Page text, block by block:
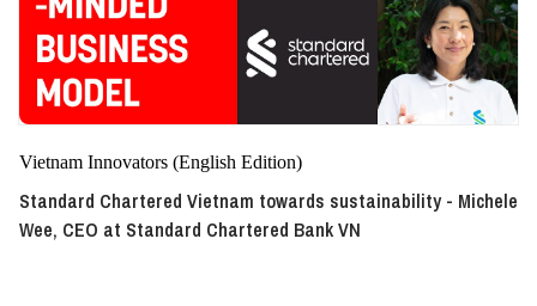
Vietnam Innovators (English Edition)
Standard Chartered Vietnam towards sustainability - Michele
Wee, CEO at Standard Chartered Bank VN